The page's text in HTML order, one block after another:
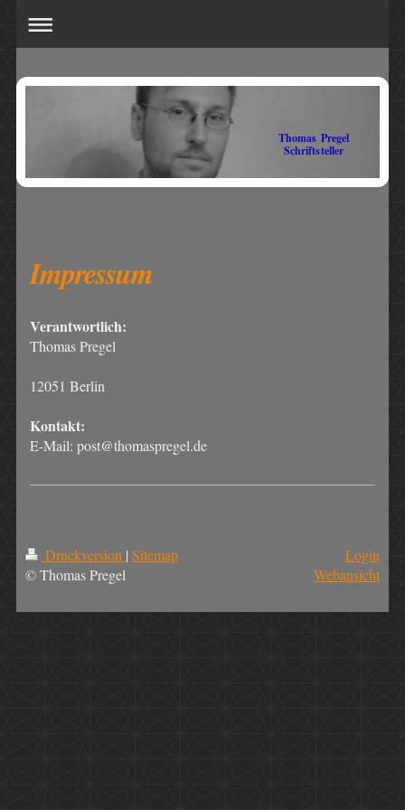
Thomas Pregel
Schriftsteller
Impressum
Verantwortlich:
Thomas Pregel
12051 Berlin
Kontakt:
E-Mail: post@thomaspregel.de
Druckversion | Sitemap
© Thomas Pregel
Login
Webansicht